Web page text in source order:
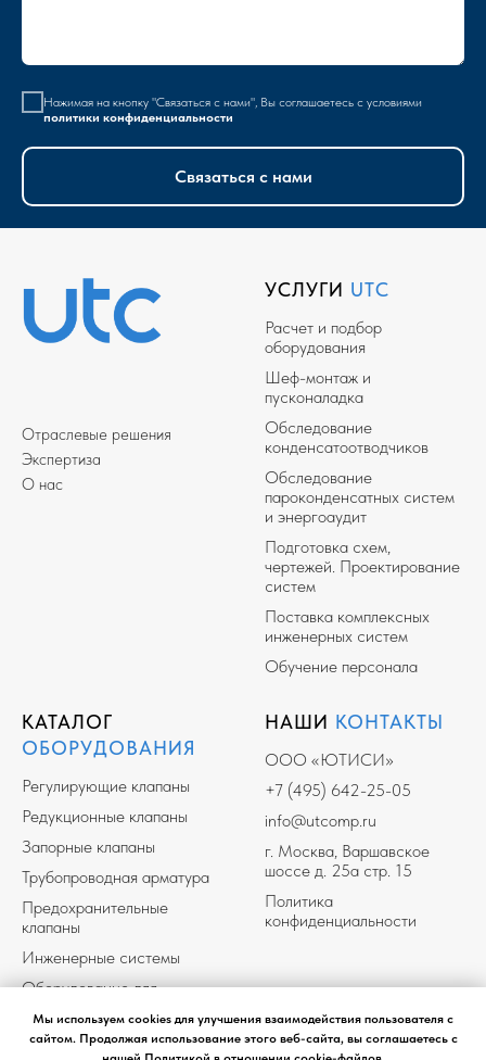
Нажимая на кнопку "Связаться с нами", Вы соглашаетесь с условиями
политики конфиденциальности
Связаться с нами
Мы используем cookies для улучшения взаимодействия пользователя с
сайтом. Продолжая использование этого веб-сайта, вы соглашаетесь с
Отраслевые решения
Экспертиза
О нас
УСЛУГИ UTC
Расчет и подбор
оборудования
Шеф-монтаж и
пусконаладка
Обследование
конденсатоотводчиков
Обследование
пароконденсатных систем
и энергоаудит
Подготовка схем,
чертежей. Проектирование
систем
Поставка комплексных
инженерных систем
Обучение персонала
КАТАЛОГ
ОБОРУДОВАНИЯ
Регулирующие клапаны
Редукционные клапаны
Запорные клапаны
Трубопроводная арматура
Предохранительные
клапаны
Инженерные системы
Оборудование для
Оборудование для систем
НАШИ КОНТАКТЫ
ООО «ЮТИСИ»
+7 (495) 642-25-05
info@utcomp.ru
г. Москва, Варшавское
шоссе д. 25а стр. 15
Политика
конфиденциальности